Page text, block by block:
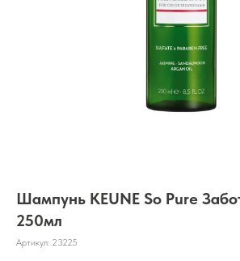
Шампунь KEUNE So Pure
250мл
Артикул: 23225